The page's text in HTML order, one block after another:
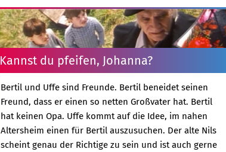
Kannst du pfeifen, Johanna?
Bertil und Uffe sind Freunde. Bertil beneidet seinen
Freund, dass er einen so netten Großvater hat. Bertil
hat keinen Opa. Uffe kommt auf die Idee, im nahen
Altersheim einen für Bertil auszusuchen. Der alte Nils
scheint genau der Richtige zu sein und ist auch gerne